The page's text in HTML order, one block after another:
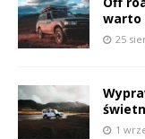
warto
25
1